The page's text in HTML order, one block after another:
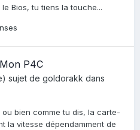
Bios, tu tiens la touche...
P4C
sujet de goldorakk dans
bien comme tu dis, la carte-
la vitesse dépendamment de